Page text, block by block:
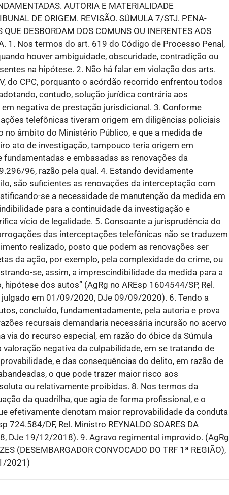
AUTORIA E MATERIALIDADE
DE ORIGEM. REVISÃO. SÚMULA 7/STJ. PENA-
DESBORDAM DOS COMUNS OU INERENTES AOS
1. Nos termos do art. 619 do Código de Processo Penal,
houver ambiguidade, obscuridade, contradição ou
na hipótese. 2. Não há falar em violação dos arts.
do CPC, porquanto o acórdão recorrido enfrentou todos
contudo, solução jurídica contrária aos
negativa de prestação jurisdicional. 3. Conforme
telefônicas tiveram origem em diligências policiais
âmbito do Ministério Público, e que a medida de
ato de investigação, tampouco teria origem em
e embasadas as renovações da
96, razão pela qual. 4. Estando devidamente
são suficientes as renovações da interceptação com
se a necessidade de manutenção da medida em
para a continuidade da investigação e
vício de legalidade. 5. Consoante a jurisprudência do
das interceptações telefônicas não se traduzem
realizado, posto que podem as renovações ser
da ação, por exemplo, pela complexidade do crime, ou
se, assim, a imprescindibilidade da medida para a
dos autos” (AgRg no AREsp 1604544/SP, Rel.
julgado em 01/09/2020, DJe 09/09/2020). 6. Tendo a
concluído, fundamentadamente, pela autoria e prova
recursais demandaria necessária incursão no acervo
do recurso especial, em razão do óbice da Súmula
negativa da culpabilidade, em se tratando de
e das consequências do delito, em razão de
o que pode trazer maior risco aos
ou relativamente proibidas. 8. Nos termos da
da quadrilha, que agia de forma profissional, e o
efetivamente denotam maior reprovabilidade da conduta
DF, Rel. Ministro REYNALDO SOARES DA
DJe 19/12/2018). 9. Agravo regimental improvido. (AgRg
(DESEMBARGADOR CONVOCADO DO TRF 1ª REGIÃO),
2021)